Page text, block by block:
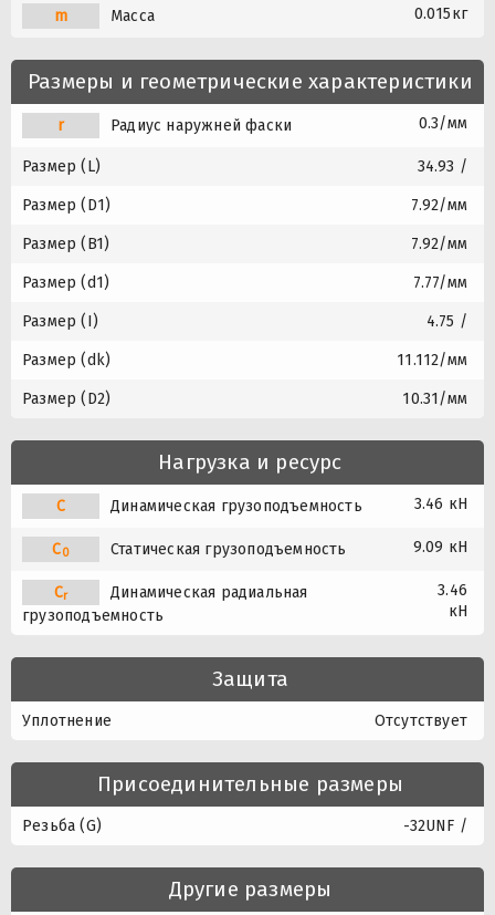
m Масса 0.015кг
Размеры и геометрические характеристики
r Радиус наружней фаски 0.3/мм
Размер (L) 34.93 /
Размер (D1) 7.92/мм
Размер (B1) 7.92/мм
Размер (d1) 7.77/мм
Размер (I) 4.75 /
Размер (dk) 11.112/мм
Размер (D2) 10.31/мм
Нагрузка и ресурс
C Динамическая грузоподъемность 3.46 кН
C0 Статическая грузоподъемность 9.09 кН
Cr
Динамическая радиальная
грузоподъемность
3.46
кН
Защита
Уплотнение Отсутствует
Присоединительные размеры
Резьба (G) -32UNF /
Другие размеры